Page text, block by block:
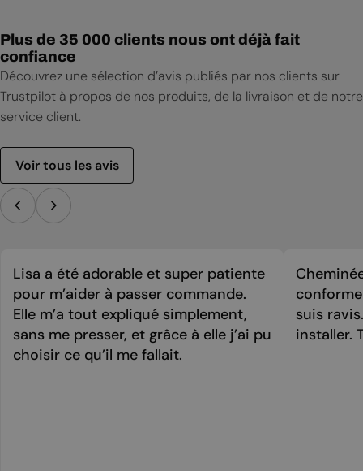
Plus de 35 000 clients nous ont déjà fait
confiance
Découvrez une sélection d’avis publiés par nos clients sur
Trustpilot à propos de nos produits, de la livraison et de notre
service client.
Voir tous les avis
Lisa a été adorable et super patiente
pour m’aider à passer commande.
Elle m’a tout expliqué simplement,
sans me presser, et grâce à elle j’ai pu
choisir ce qu’il me fallait.
suis
installer.